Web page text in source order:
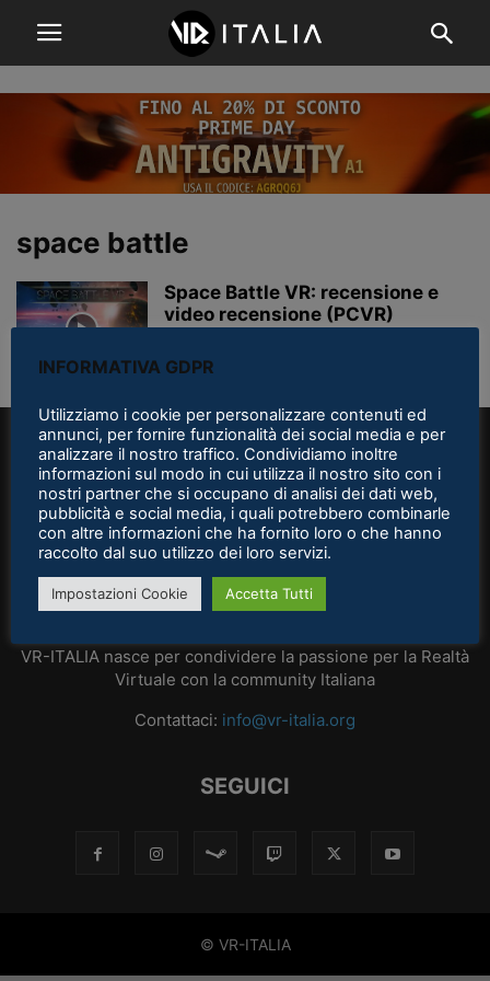
space battle
Space Battle VR: recensione e
video recensione (PCVR)
CHI SIAMO
VR-ITALIA nasce per condividere la passione per la Realtà
Virtuale con la community Italiana
Contattaci: info@vr-italia.org
SEGUICI
© VR-ITALIA
INFORMATIVA GDPR
Utilizziamo i cookie per personalizzare contenuti ed
annunci, per fornire funzionalità dei social media e per
analizzare il nostro traffico. Condividiamo inoltre
informazioni sul modo in cui utilizza il nostro sito con i
nostri partner che si occupano di analisi dei dati web,
pubblicità e social media, i quali potrebbero combinarle
con altre informazioni che ha fornito loro o che hanno
raccolto dal suo utilizzo dei loro servizi.
Impostazioni Cookie Accetta Tutti